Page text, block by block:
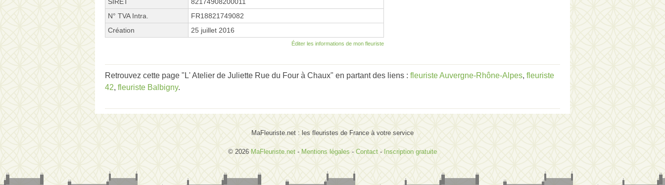
N° TVA Intra.
FR18821749082
Création
25 juillet 2016
Éditer les informations de mon fleuriste
Retrouvez cette page "L' Atelier de Juliette Rue du Four à Chaux" en partant des liens : fleuriste Auvergne-Rhône-Alpes, fleuriste
42, fleuriste Balbigny.
MaFleuriste.net : les fleuristes de France à votre service
© 2026 MaFleuriste.net - Mentions légales - Contact - Inscription gratuite